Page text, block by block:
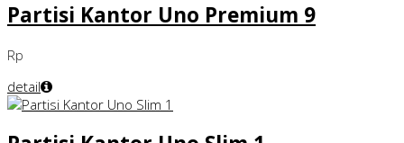
Partisi Kantor Uno Premium 9
Rp
detail